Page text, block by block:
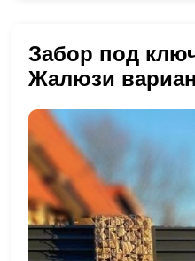
Забор под
Жалюзи